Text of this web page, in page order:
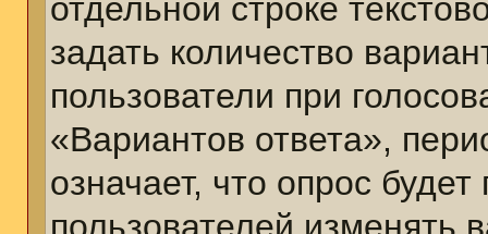
отдельной строке
задать количество
пользователи при
«Вариантов ответа»,
означает, что опрос